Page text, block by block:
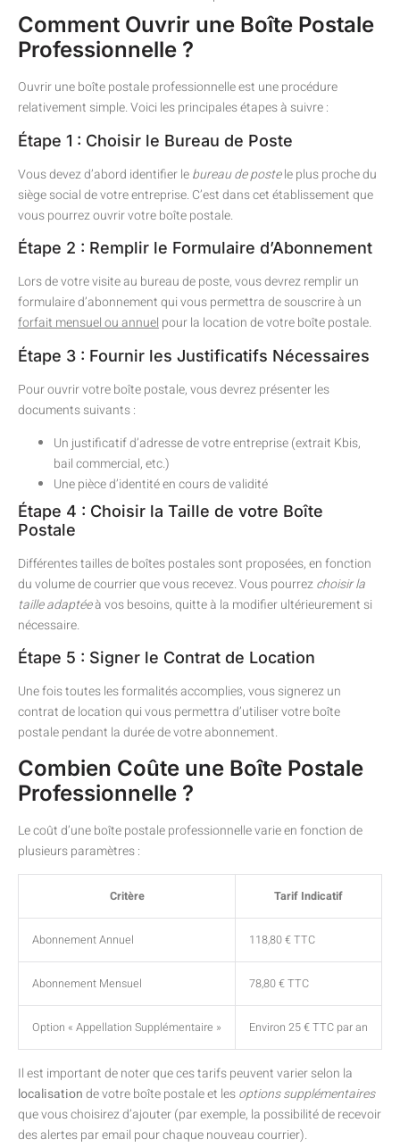
Comment Ouvrir une Boîte Postale
Professionnelle ?
Ouvrir une boîte postale professionnelle est une procédure
relativement simple. Voici les principales étapes à suivre :
Étape 1 : Choisir le Bureau de Poste
Vous devez d’abord identifier lebureau de postele plus proche du
siège social de votre entreprise. C’est dans cet établissement que
vous pourrez ouvrir votre boîte postale.
Étape 2 : Remplir le Formulaire d’Abonnement
Lors de votre visite au bureau de poste, vous devrez remplir un
formulaire d’abonnement qui vous permettra de souscrire à un
forfait mensuel ou annuelpour la location de votre boîte postale.
Étape 3 : Fournir les Justificatifs Nécessaires
Pour ouvrir votre boîte postale, vous devrez présenter les
documents suivants :
Un justificatif d’adresse de votre entreprise (extrait Kbis,
bail commercial, etc.)
Une pièce d’identité en cours de validité
Étape 4 : Choisir la Taille de votre Boîte
Postale
Différentes tailles de boîtes postales sont proposées, en fonction
du volume de courrier que vous recevez. Vous pourrezchoisir la
taille adaptéeà vos besoins, quitte à la modifier ultérieurement si
nécessaire.
Étape 5 : Signer le Contrat de Location
Une fois toutes les formalités accomplies, vous signerez un
contrat de location qui vous permettra d’utiliser votre boîte
postale pendant la durée de votre abonnement.
Combien Coûte une Boîte Postale
Professionnelle ?
Le coût d’une boîte postale professionnelle varie en fonction de
plusieurs paramètres :
Critère Tarif Indicatif
Abonnement Annuel 118,80 € TTC
Abonnement Mensuel 78,80 € TTC
Option « Appellation Supplémentaire » Environ 25 € TTC par an
Il est important de noter que ces tarifs peuvent varier selon la
localisationde votre boîte postale et lesoptions supplémentaires
que vous choisirez d’ajouter (par exemple, la possibilité de recevoir
des alertes par email pour chaque nouveau courrier).